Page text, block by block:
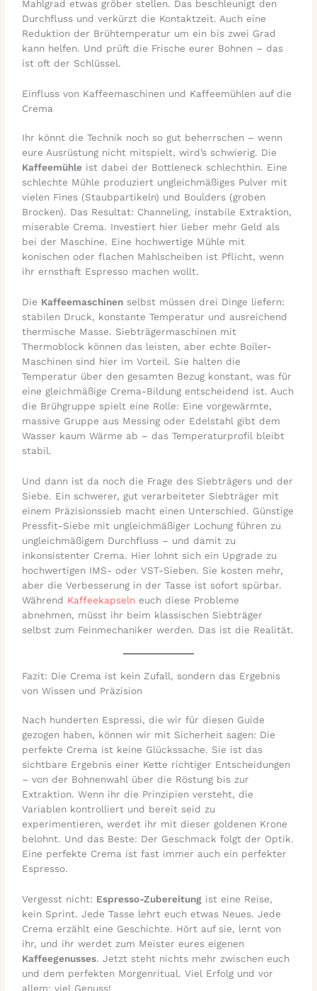
Mahlgrad etwas gröber stellen. Das beschleunigt den
Durchfluss und verkürzt die Kontaktzeit. Auch eine
Reduktion der Brühtemperatur um ein bis zwei Grad
kann helfen. Und prüft die Frische eurer Bohnen – das
ist oft der Schlüssel.
Einfluss von Kaffeemaschinen und Kaffeemühlen auf die
Crema
Ihr könnt die Technik noch so gut beherrschen – wenn
eure Ausrüstung nicht mitspielt, wird’s schwierig. Die
Kaffeemühle ist dabei der Bottleneck schlechthin. Eine
schlechte Mühle produziert ungleichmäßiges Pulver mit
vielen Fines (Staubpartikeln) und Boulders (groben
Brocken). Das Resultat: Channeling, instabile Extraktion,
miserable Crema. Investiert hier lieber mehr Geld als
bei der Maschine. Eine hochwertige Mühle mit
konischen oder flachen Mahlscheiben ist Pflicht, wenn
ihr ernsthaft Espresso machen wollt.
Die Kaffeemaschinen selbst müssen drei Dinge liefern:
stabilen Druck, konstante Temperatur und ausreichend
thermische Masse. Siebträgermaschinen mit
Thermoblock können das leisten, aber echte Boiler-
Maschinen sind hier im Vorteil. Sie halten die
Temperatur über den gesamten Bezug konstant, was für
eine gleichmäßige Crema-Bildung entscheidend ist. Auch
die Brühgruppe spielt eine Rolle: Eine vorgewärmte,
massive Gruppe aus Messing oder Edelstahl gibt dem
Wasser kaum Wärme ab – das Temperaturprofil bleibt
stabil.
Und dann ist da noch die Frage des Siebträgers und der
Siebe. Ein schwerer, gut verarbeiteter Siebträger mit
einem Präzisionssieb macht einen Unterschied. Günstige
Pressfit-Siebe mit ungleichmäßiger Lochung führen zu
ungleichmäßigem Durchfluss – und damit zu
inkonsistenter Crema. Hier lohnt sich ein Upgrade zu
hochwertigen IMS- oder VST-Sieben. Sie kosten mehr,
aber die Verbesserung in der Tasse ist sofort spürbar.
Während Kaffeekapseln euch diese Probleme
abnehmen, müsst ihr beim klassischen Siebträger
selbst zum Feinmechaniker werden. Das ist die Realität.
Fazit: Die Crema ist kein Zufall, sondern das Ergebnis
von Wissen und Präzision
Nach hunderten Espressi, die wir für diesen Guide
gezogen haben, können wir mit Sicherheit sagen: Die
perfekte Crema ist keine Glückssache. Sie ist das
sichtbare Ergebnis einer Kette richtiger Entscheidungen
– von der Bohnenwahl über die Röstung bis zur
Extraktion. Wenn ihr die Prinzipien versteht, die
Variablen kontrolliert und bereit seid zu
experimentieren, werdet ihr mit dieser goldenen Krone
belohnt. Und das Beste: Der Geschmack folgt der Optik.
Eine perfekte Crema ist fast immer auch ein perfekter
Espresso.
Vergesst nicht: Espresso-Zubereitung ist eine Reise,
kein Sprint. Jede Tasse lehrt euch etwas Neues. Jede
Crema erzählt eine Geschichte. Hört auf sie, lernt von
ihr, und ihr werdet zum Meister eures eigenen
Kaffeegenusses. Jetzt steht nichts mehr zwischen euch
und dem perfekten Morgenritual. Viel Erfolg und vor
allem: viel Genuss!